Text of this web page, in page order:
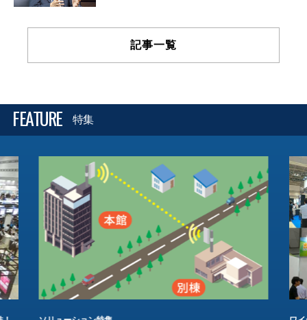
記事一覧
FEATURE 特集